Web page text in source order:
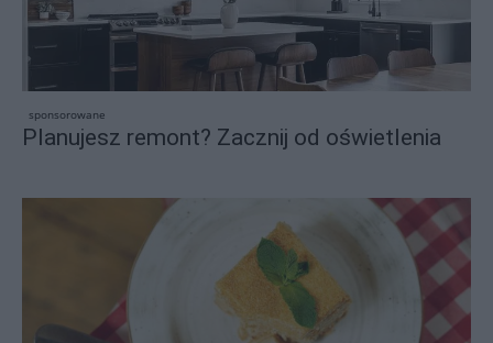
sponsorowane
Planujesz remont? Zacznij od oświetlenia